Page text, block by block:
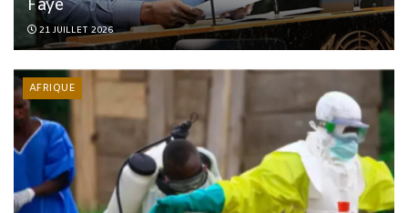
Faye
21 JUILLET 2026
AFRIQUE